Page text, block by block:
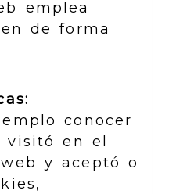
emplea
de forma
conocer
en el
y aceptó o